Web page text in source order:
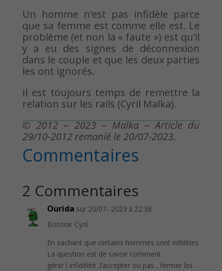
Un homme n’est pas infidèle parce
que sa femme est comme elle est. Le
problème (et non la « faute ») est qu’il
y a eu des signes de déconnexion
dans le couple et que les deux parties
les ont ignorés.
Il est toujours temps de remettre la
relation sur les rails (Cyril Malka).
© 2012 – 2023 – Malka – Article du
29/10-2012 remanié le 20/07-2023.
Commentaires
2 Commentaires
Ourida sur 20/07- 2023 à 22:38
Bonsoir Cyril
En sachant que certains hommes sont infidèles
La question est de savoir comment
gérer l infidélité ,l’accepter ou pas , fermer les